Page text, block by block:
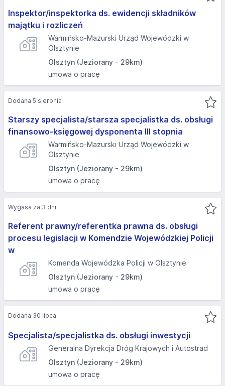
Inspektor/inspektorka ds. ewidencji składników
majątku i rozliczeń
Warmińsko-Mazurski Urząd Wojewódzki w
Olsztynie
Olsztyn (Jeziorany - 29km)
umowa o pracę
Starszy specjalista/starsza specjalistka ds. obsługi
finansowo-księgowej dysponenta III stopnia
Warmińsko-Mazurski Urząd Wojewódzki w
Olsztynie
Olsztyn (Jeziorany - 29km)
umowa o pracę
Dodana 5 sierpnia
Referent prawny/referentka prawna ds. obsługi
procesu legislacji w Komendzie Wojewódzkiej Policji
w
Komenda Wojewódzka Policji w Olsztynie
Olsztyn (Jeziorany - 29km)
umowa o pracę
Wygasa za 3 dni
Specjalista/specjalistka ds. obsługi inwestycji
Generalna Dyrekcja Dróg Krajowych i Autostrad
Olsztyn (Jeziorany - 29km)
umowa o pracę
Dodana 30 lipca